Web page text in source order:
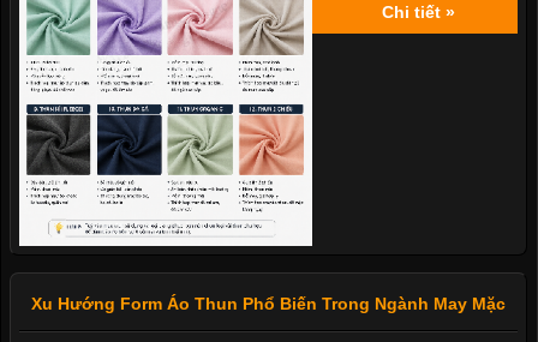
Chi tiết »
Xu Hướng Form Áo Thun Phổ Biến Trong Ngành May Mặc